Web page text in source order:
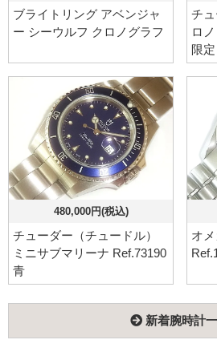
ブライトリング アベンジャ
ー シーウルフ クロノグラフ
チ
ロ
限定
480,000円(税込)
チューダー（チュードル）
ミニサブマリーナ Ref.73190
青
オ
新着腕時計